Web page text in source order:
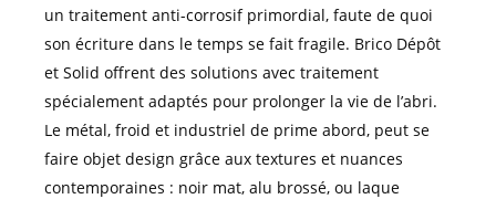
un traitement anti-corrosif primordial, faute de quoi
son écriture dans le temps se fait fragile. Brico Dépôt
et Solid offrent des solutions avec traitement
spécialement adaptés pour prolonger la vie de l’abri.
Le métal, froid et industriel de prime abord, peut se
faire objet design grâce aux textures et nuances
contemporaines : noir mat, alu brossé, ou laque